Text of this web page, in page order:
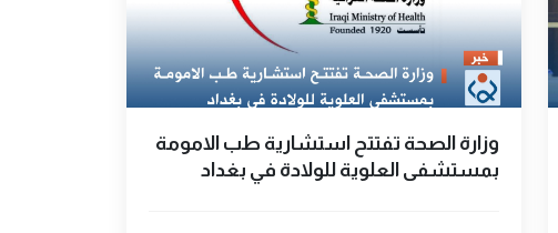
وزارة الصحة تفتتح استشارية طب الامومة
بمستشفى العلوية للولادة في بغداد